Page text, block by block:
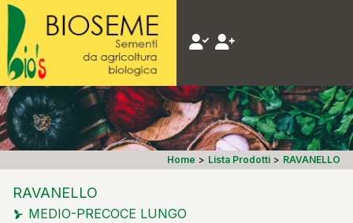
Home > Lista Prodotti > RAVANELLO
RAVANELLO
MEDIO-PRECOCE LUNGO